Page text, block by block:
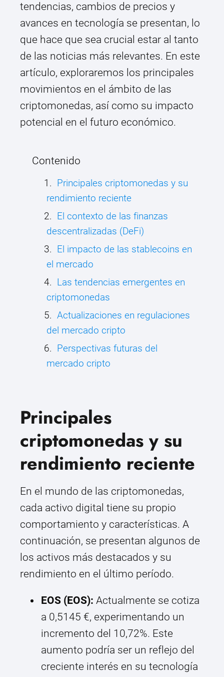
tendencias, cambios de precios y
avances en tecnología se presentan, lo
que hace que sea crucial estar al tanto
de las noticias más relevantes. En este
artículo, exploraremos los principales
movimientos en el ámbito de las
criptomonedas, así como su impacto
potencial en el futuro económico.
Contenido
Principales criptomonedas y su
rendimiento reciente
El contexto de las finanzas
descentralizadas (DeFi)
El impacto de las stablecoins en
el mercado
Las tendencias emergentes en
criptomonedas
Actualizaciones en regulaciones
del mercado cripto
Perspectivas futuras del
mercado cripto
Principales
criptomonedas y su
rendimiento reciente
En el mundo de las criptomonedas,
cada activo digital tiene su propio
comportamiento y características. A
continuación, se presentan algunos de
los activos más destacados y su
rendimiento en el último período.
EOS (EOS): Actualmente se cotiza
a 0,5145 €, experimentando un
incremento del 10,72%. Este
aumento podría ser un reflejo del
creciente interés en su tecnología